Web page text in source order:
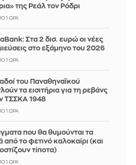
της Ρεάλ τον Ρόδρι
1 ΏΡΑ
Στα 2 δισ. ευρώ οι νέες
στο εξάμηνο του 2026
1 ΏΡΑ
του Παναθηναϊκού
τα εισιτήρια για τη ρεβάνς
ΤΣΣΚΑ 1948
1 ΏΡΑ
που θα θυμούνται τα
από το φετινό καλοκαίρι (και
τίποτα)
1 ΏΡΑ